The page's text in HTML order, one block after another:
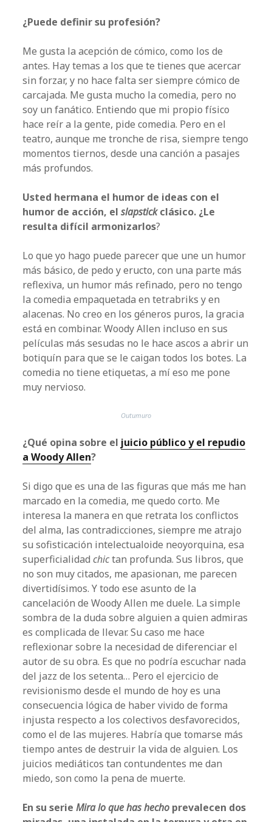
¿Puede definir su profesión?
Me gusta la acepción de cómico, como los de
antes. Hay temas a los que te tienes que acercar
sin forzar, y no hace falta ser siempre cómico de
carcajada. Me gusta mucho la comedia, pero no
soy un fanático. Entiendo que mi propio físico
hace reír a la gente, pide comedia. Pero en el
teatro, aunque me tronche de risa, siempre tengo
momentos tiernos, desde una canción a pasajes
más profundos.
Usted hermana el humor de ideas con el
humor de acción, elslapstickclásico. ¿Le
resulta difícil armonizarlos?
Lo que yo hago puede parecer que une un humor
más básico, de pedo y eructo, con una parte más
reflexiva, un humor más refinado, pero no tengo
la comedia empaquetada en tetrabriks y en
alacenas. No creo en los géneros puros, la gracia
está en combinar. Woody Allen incluso en sus
películas más sesudas no le hace ascos a abrir un
botiquín para que se le caigan todos los botes. La
comedia no tiene etiquetas, a mí eso me pone
muy nervioso.
Outumuro
¿Qué opina sobre el juicio público y el repudio
a Woody Allen?
Si digo que es una de las figuras que más me han
marcado en la comedia, me quedo corto. Me
interesa la manera en que retrata los conflictos
del alma, las contradicciones, siempre me atrajo
su sofisticación intelectualoide neoyorquina, esa
superficialidadchictan profunda. Sus libros, que
no son muy citados, me apasionan, me parecen
divertidísimos. Y todo ese asunto de la
cancelación de Woody Allen me duele. La simple
sombra de la duda sobre alguien a quien admiras
es complicada de llevar. Su caso me hace
reflexionar sobre la necesidad de diferenciar el
autor de su obra. Es que no podría escuchar nada
del jazz de los setenta… Pero el ejercicio de
revisionismo desde el mundo de hoy es una
consecuencia lógica de haber vivido de forma
injusta respecto a los colectivos desfavorecidos,
como el de las mujeres. Habría que tomarse más
tiempo antes de destruir la vida de alguien. Los
juicios mediáticos tan contundentes me dan
miedo, son como la pena de muerte.
En su serieMira lo que has hecho prevalecen dos